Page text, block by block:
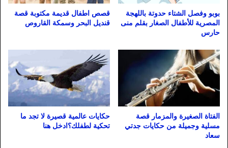
بوبو وفصل الشتاء حدوتة باللهجة
المصرية للأطفال الصغار بقلم منى
حارس
قصص اطفال قديمة مكتوبة قصة
قنديل البحر وسمكة القاروص
الفتاة الصغيرة والمزمار قصة
مسلية وجميلة من حكايات جدتي
سعاد
حكايات عالمية قصيرة لا تجد ما
تحكية لطفلك؟ادخل هنا